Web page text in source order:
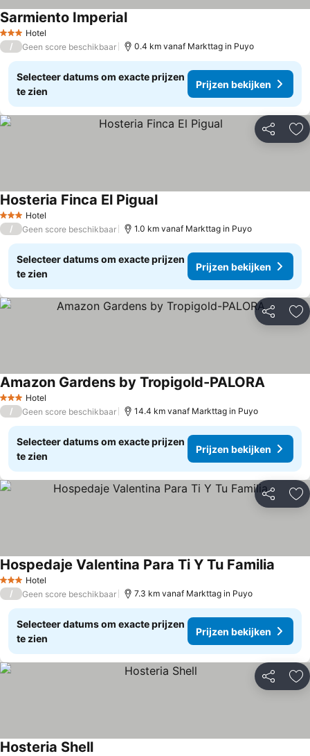
3 SterrenHotel
Sarmiento Imperial
/ Geen score beschikbaar 0.4 km vanaf Markttag in Puyo
Selecteer datums om exacte prijzen
te zien
Prijzen bekijken
Delen
3 SterrenHotel
Hosteria Finca El Pigual
/ Geen score beschikbaar 1.0 km vanaf Markttag in Puyo
Selecteer datums om exacte prijzen
te zien
Prijzen bekijken
Delen
3 SterrenHotel
Amazon Gardens by Tropigold-PALORA
/ Geen score beschikbaar 14.4 km vanaf Markttag in Puyo
Selecteer datums om exacte prijzen
te zien
Prijzen bekijken
Delen
3 SterrenHotel
Hospedaje Valentina Para Ti Y Tu Familia
/ Geen score beschikbaar 7.3 km vanaf Markttag in Puyo
Selecteer datums om exacte prijzen
te zien
Prijzen bekijken
Delen
Hosteria Shell